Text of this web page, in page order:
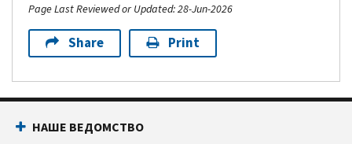
Page Last Reviewed or Updated: 28-Jun-2026
Share Print
НАШЕ ВЕДОМСТВО